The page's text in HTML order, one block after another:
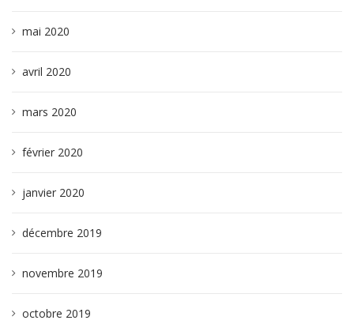
mai 2020
avril 2020
mars 2020
février 2020
janvier 2020
décembre 2019
novembre 2019
octobre 2019